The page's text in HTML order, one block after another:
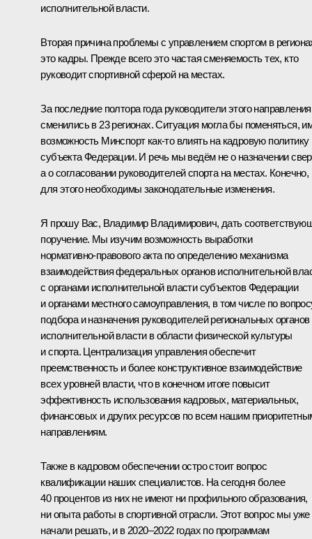
исполнительной власти.
Вторая причина проблемы с управлением спортом в
это кадры. Прежде всего это частая сменяемость тех, кто
руководит спортивной сферой на местах.
За последние полтора года руководители этого направления
сменились в 23 регионах. Ситуация могла бы поменяться,
возможность Минспорт как‑то влиять на кадровую политику
субъекта Федерации. И речь мы ведём не о назначении
а о согласовании руководителей спорта на местах. Конечно,
для этого необходимы законодательные изменения.
Я прошу Вас, Владимир Владимирович, дать
поручение. Мы изучим возможность выработки
нормативно‑правового акта по определению механизма
взаимодействия федеральных органов исполнительной
с органами исполнительной власти субъектов Федерации
и органами местного самоуправления, в том числе по
подбора и назначения руководителей региональных органов
исполнительной власти в области физической культуры
и спорта. Централизация управления обеспечит
преемственность и более конструктивное взаимодействие
всех уровней власти, что в конечном итоге повысит
эффективность использования кадровых, материальных,
финансовых и других ресурсов по всем нашим
направлениям.
Также в кадровом обеспечении остро стоит вопрос
квалификации наших специалистов. На сегодня более
40 процентов из них не имеют ни профильного образования,
ни опыта работы в спортивной отрасли. Этот вопрос мы уже
начали решать, и в 2020–2022 годах по программам